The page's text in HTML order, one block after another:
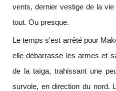
vents, dernier vestige de la
tout. Ou presque.
Le temps s'est arrêté pour
elle débarrasse les armes et
de la taïga, trahissant une
survole, en direction du nord.